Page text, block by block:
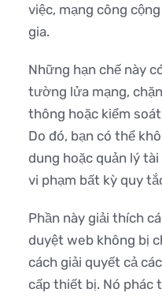
việc, mạng công
gia.
Những hạn chế này
tường lửa mạng,
thông hoặc kiểm
Do đó, bạn có thể
dung hoặc quản lý
vi phạm bất kỳ quy
Phần này giải thích
duyệt web không bị
cách giải quyết cả
cấp thiết bị. Nó phác